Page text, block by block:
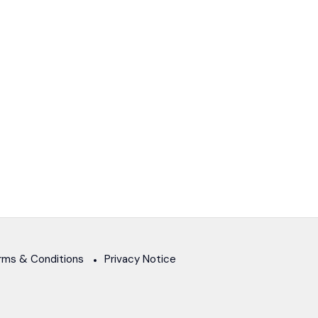
& Conditions Privacy Notice